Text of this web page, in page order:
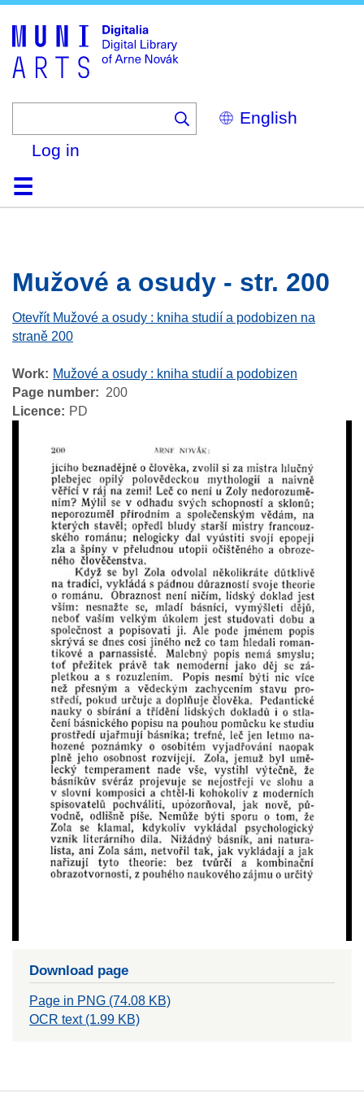
Select
your
Log in
HomeBrowse
Search
About
HelpContactDigitalia
Mužové a osudy - str. 200
Otevřít Mužové a osudy : kniha studií a podobizen na
straně 200
Work
Mužové a osudy : kniha studií a podobizen
Page number
200
Licence
PD
Download page
Page in PNG (74.08 KB)
OCR text (1.99 KB)